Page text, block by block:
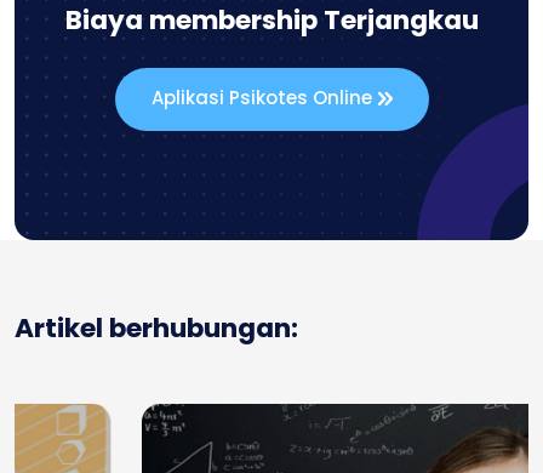
Biaya membership Terjangkau
Aplikasi Psikotes Online
Artikel berhubungan: